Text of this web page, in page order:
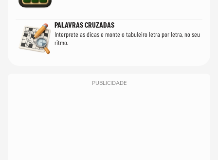
PALAVRAS CRUZADAS
Interprete as dicas e monte o tabuleiro letra por letra, no seu
ritmo.
PUBLICIDADE